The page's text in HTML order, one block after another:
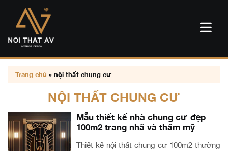
Trang chủ » nội thất chung cư
NỘI THẤT CHUNG CƯ
Mẫu thiết kế nhà chung cư đẹp
100m2 trang nhã và thẩm mỹ
Thiết kế nội thất chung cư 100m2 thường